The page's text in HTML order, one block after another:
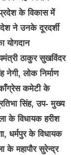
के विकास में
ने उनके दूरदर्शी
योगदान
ठाकुर सुखविंदर
लोक निर्माण
काँग्रेस कमेटी के
सिंह, उप- मुख्य
के विधायक हरीश
धर्मपुर के विधायक
के महापौर सुरेन्द्र